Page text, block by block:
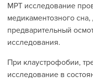
МРТ исследование
медикаментозного
предварительный
исследования.
При клаустрофобии,
исследование в